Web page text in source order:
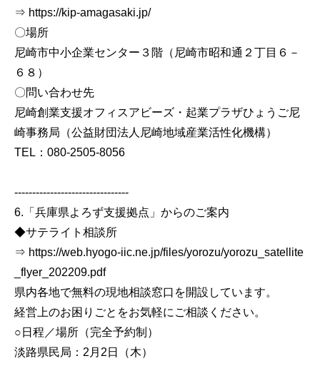
⇒ https://kip-amagasaki.jp/
〇場所
尼崎市中小企業センター３階（尼崎市昭和通２丁目６－
６８）
〇問い合わせ先
尼崎創業支援オフィスアビーズ・起業プラザひょうご尼
崎事務局（公益財団法人尼崎地域産業活性化機構）
TEL：080-2505-8056
--------------------------------
6.「兵庫県よろず支援拠点」からのご案内
◆サテライト相談所
⇒ https://web.hyogo-iic.ne.jp/files/yorozu/yorozu_satellite
_flyer_202209.pdf
県内各地で無料の現地相談窓口を開設しています。
経営上のお困りごとをお気軽にご相談ください。
○日程／場所（完全予約制）
淡路県民局：2月2日（木）